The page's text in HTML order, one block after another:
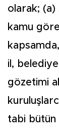
olarak;
kamu
il,
gözetimi
tabi